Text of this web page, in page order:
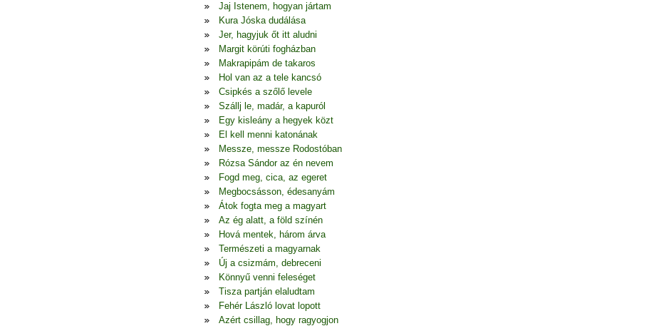
Jaj Istenem, hogyan jártam
Kura Jóska dudálása
Jer, hagyjuk őt itt aludni
Margit körúti fogházban
Makrapipám de takaros
Hol van az a tele kancsó
Csipkés a szőlő levele
Szállj le, madár, a kapuról
Egy kisleány a hegyek közt
El kell menni katonának
Messze, messze Rodostóban
Rózsa Sándor az én nevem
Fogd meg, cica, az egeret
Megbocsásson, édesanyám
Átok fogta meg a magyart
Az ég alatt, a föld színén
Hová mentek, három árva
Természeti a magyarnak
Új a csizmám, debreceni
Könnyű venni feleséget
Tisza partján elaludtam
Fehér László lovat lopott
Azért csillag, hogy ragyogjon